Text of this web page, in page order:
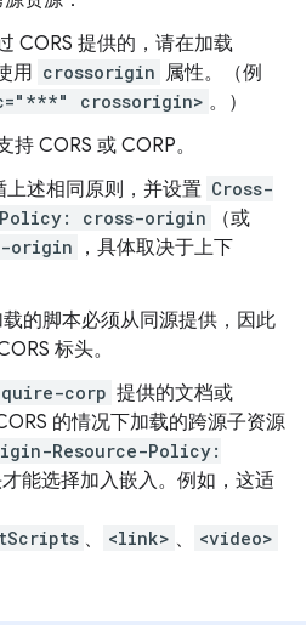
CORS 提供的，请在加载
用 crossorigin 属性。（例
crossorigin> 。）
持 CORS 或 CORP。
述相同原则，并设置 Cross-
Policy: cross-origin
（或
origin
，具体取决于上下
的脚本必须从同源提供，因此
标头。
corp 提供的文档或
的情况下加载的跨源子资源
Resource-Policy:
能选择加入嵌入。例如，这适
、 <link> 、 <video>